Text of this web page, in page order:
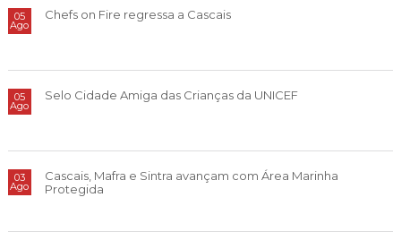
SERVIÇOS
MAPA DO PORTAL
05
Ago
Chefs on Fire regressa a Cascais
05
Ago
Selo Cidade Amiga das Crianças da UNICEF
03
Ago
Cascais, Mafra e Sintra avançam com Área Marinha
Protegida